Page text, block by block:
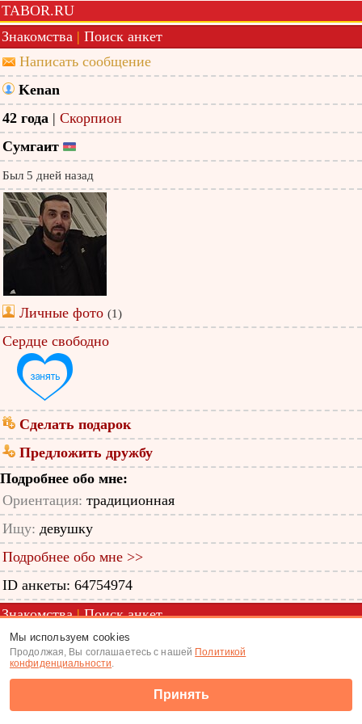
TABOR.RU
Знакомства | Поиск анкет
Написать сообщение
Kenan
42 года | Скорпион
Сумгаит
Был 5 дней назад
Личные фото (1)
Сердце свободно
Сделать подарок
Предложить дружбу
Подробнее обо мне:
Ориентация: традиционная
Ищу: девушку
Подробнее обо мне >>
ID анкеты: 64754974
Знакомства|Поиск анкет
(c) Tabor.ru 2026
Мы используем cookies
Продолжая, Вы соглашаетесь с нашей Политикой
конфиденциальности.
Принять